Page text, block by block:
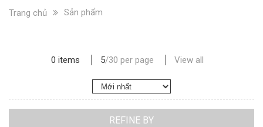
Trang chủ Sản phẩm
REFINE BY
0 items 5/30 per page View all